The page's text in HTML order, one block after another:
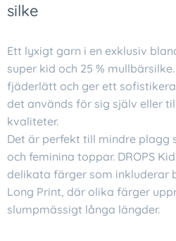
silke
Ett lyxigt garn i en exklusiv
super kid och 25 %
fjäderlätt och ger ett
det används för sig själv eller
kvaliteter.
Det är perfekt till mindre plagg
och feminina toppar. DROPS
delikata färger som inkluderar
Long Print, där olika färger
slumpmässigt långa längder.